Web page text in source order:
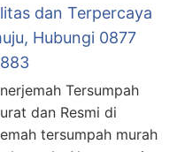
dan Terpercaya
Hubungi 0877
Tersumpah
dan Resmi di
tersumpah murah